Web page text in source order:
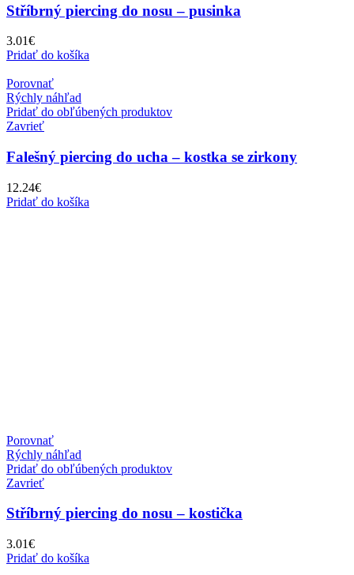
Stříbrný piercing do nosu – pusinka
3.01€
Pridať do košíka
Porovnať
Rýchly náhľad
Pridať do obľúbených produktov
Zavrieť
Falešný piercing do ucha – kostka se zirkony
12.24€
Pridať do košíka
Porovnať
Rýchly náhľad
Pridať do obľúbených produktov
Zavrieť
Stříbrný piercing do nosu – kostička
3.01€
Pridať do košíka